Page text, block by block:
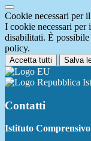
Cookie necessari per
I cookie necessari per
disabilitati. È
policy.
Accetta tutti Salva
Contatti
Istituto